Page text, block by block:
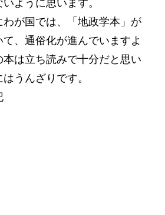
ように思います。
が国では、「地政学本」が
、通俗化が進んでいますよ
本は立ち読みで十分だと思い
うんざりです。